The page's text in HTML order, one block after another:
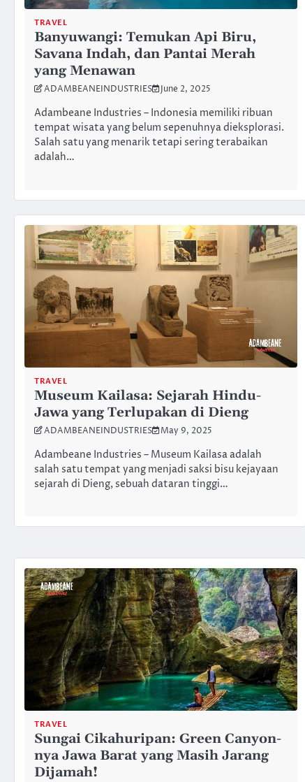
TRAVEL
Banyuwangi: Temukan Api Biru,
Savana Indah, dan Pantai Merah
yang Menawan
ADAMBEANEINDUSTRIES June 2, 2025
Adambeane Industries – Indonesia memiliki ribuan
tempat wisata yang belum sepenuhnya dieksplorasi.
Salah satu yang menarik tetapi sering terabaikan
adalah…
TRAVEL
Museum Kailasa: Sejarah Hindu-
Jawa yang Terlupakan di Dieng
ADAMBEANEINDUSTRIES May 9, 2025
Adambeane Industries – Museum Kailasa adalah
salah satu tempat yang menjadi saksi bisu kejayaan
sejarah di Dieng, sebuah dataran tinggi…
TRAVEL
Sungai Cikahuripan: Green Canyon-
nya Jawa Barat yang Masih Jarang
Dijamah!